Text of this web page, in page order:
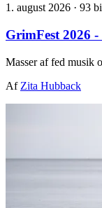
1. august 2026 · 93
GrimFest 2026
Masser af fed musik
Af Zita Hubback